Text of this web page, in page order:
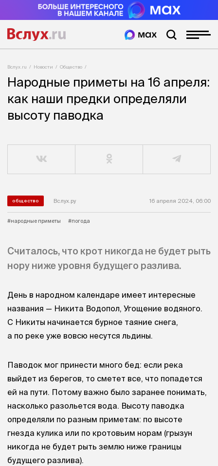
Вслух.ru Новости Общество
Народные приметы на 16 апреля:
как наши предки определяли
высоту паводка
общество Вслух.ру 16 апреля 2024, 06:00
#народные приметы #погода
Считалось, что крот никогда не будет рыть
нору ниже уровня будущего разлива.
День в народном календаре имеет интересные
названия — Никита Водопол, Угощение водяного.
С Никиты начинается бурное таяние снега,
а по реке уже вовсю несутся льдины.
Паводок мог принести много бед: если река
выйдет из берегов, то сметет все, что попадется
ей на пути. Потому важно было заранее понимать,
насколько разольется вода. Высоту паводка
определяли по разным приметам: по высоте
гнезда кулика или по кротовьим норам (грызун
никогда не будет рыть землю ниже границы
будущего разлива).